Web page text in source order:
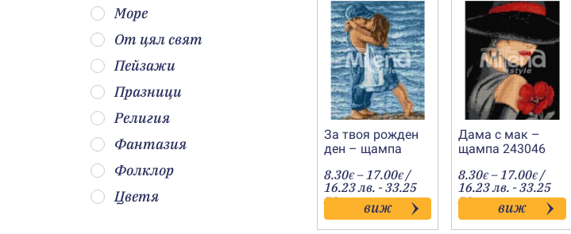
Море
От цял свят
Пейзажи
Празници
Религия
Фантазия
Фолклор
Цветя
За твоя рожден
ден – щампа
8.30€ –17.00€Price
range:
8.30€
through
17.00€
/
16.23 лв. - 33.25
лв. виж
Дама с мак –
щампа 243046
8.30€ –17.00€Price
range:
8.30€
17.00€
/
16.23 лв. - 33.25
лв. виж